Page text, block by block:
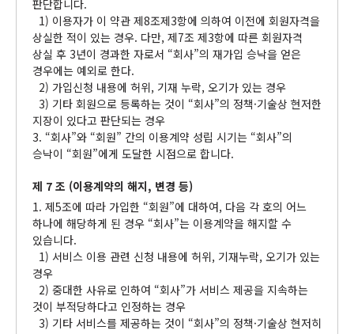
판단합니다.
1) 이용자가 이 약관 제8조제3항에 의하여 이전에 회원자격을
상실한 적이 있는 경우. 다만, 제7조 제3항에 따른 회원자격
상실 후 3년이 경과한 자로서 “회사”의 재가입 승낙을 얻은
경우에는 예외로 한다.
2) 가입신청 내용에 허위, 기재 누락, 오기가 있는 경우
3) 기타 회원으로 등록하는 것이 “회사”의 정책·기술상 현저한
지장이 있다고 판단되는 경우
3. “회사”와 “회원” 간의 이용계약 성립 시기는 “회사”의
승낙이 “회원”에게 도달한 시점으로 합니다.
제 7 조 (이용계약의 해지, 변경 등)
1. 제5조에 따라 가입한 “회원”에 대하여, 다음 각 호의 어느
하나에 해당하게 된 경우 “회사”는 이용계약을 해지할 수
있습니다.
1) 서비스 이용 관련 신청 내용에 허위, 기재누락, 오기가 있는
경우
2) 중대한 사유로 인하여 “회사”가 서비스 제공을 지속하는
것이 부적당하다고 인정하는 경우
3) 기타 서비스를 제공하는 것이 “회사”의 정책·기술상 현저히